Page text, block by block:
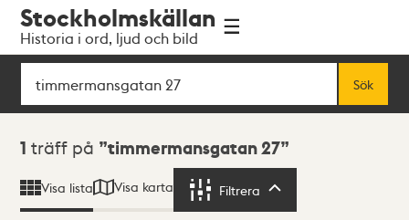
navigationen
huvudinnehållet
Stockholmskällan
Historia i ord, ljud och bild
Sök
Sök
Sökresultat
1 träff på timmermansgatan 27
Visa lista Visa karta Filtrera